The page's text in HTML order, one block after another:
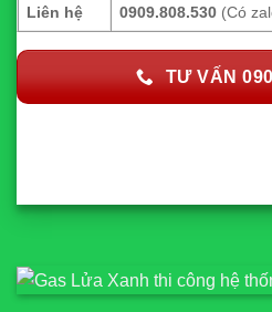
Liên hệ 0909.808.530 (Có
TƯ VẤN